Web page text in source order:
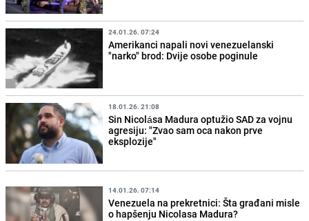
24.01.26. 07:24
Amerikanci napali novi venezuelanski
"narko" brod: Dvije osobe poginule
18.01.26. 21:08
Sin Nicolása Madura optužio SAD za vojnu
agresiju: "Zvao sam oca nakon prve
eksplozije"
14.01.26. 07:14
Venezuela na prekretnici: Šta građani misle
o hapšenju Nicolasa Madura?